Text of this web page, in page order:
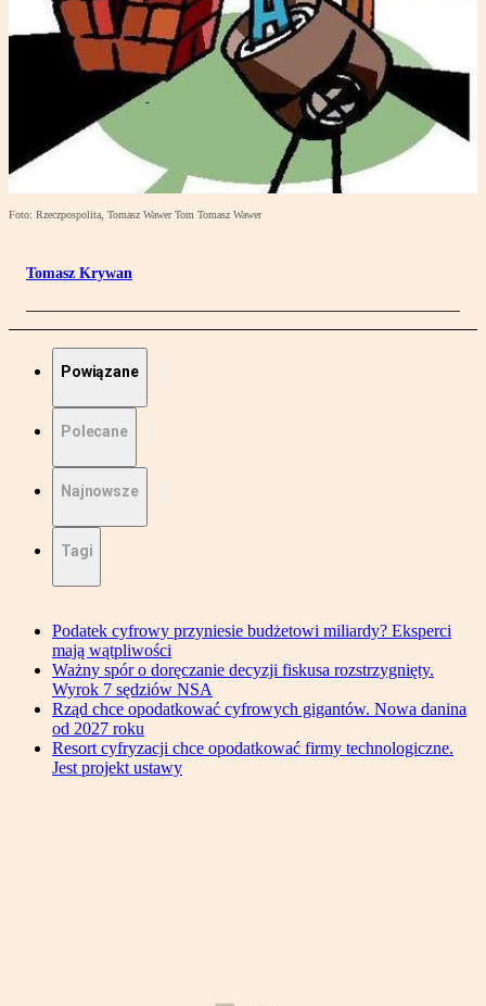
Foto: Rzeczpospolita, Tomasz Wawer Tom Tomasz Wawer
Tomasz Krywan
Powiązane
Polecane
Najnowsze
Tagi
Podatek cyfrowy przyniesie budżetowi miliardy? Eksperci
mają wątpliwości
Ważny spór o doręczanie decyzji fiskusa rozstrzygnięty.
Wyrok 7 sędziów NSA
Rząd chce opodatkować cyfrowych gigantów. Nowa danina
od 2027 roku
Resort cyfryzacji chce opodatkować firmy technologiczne.
Jest projekt ustawy